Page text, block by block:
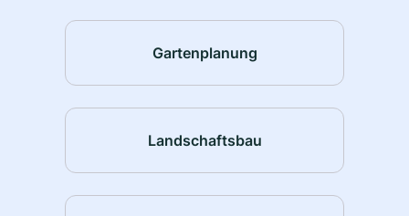
Gartenplanung
Landschaftsbau